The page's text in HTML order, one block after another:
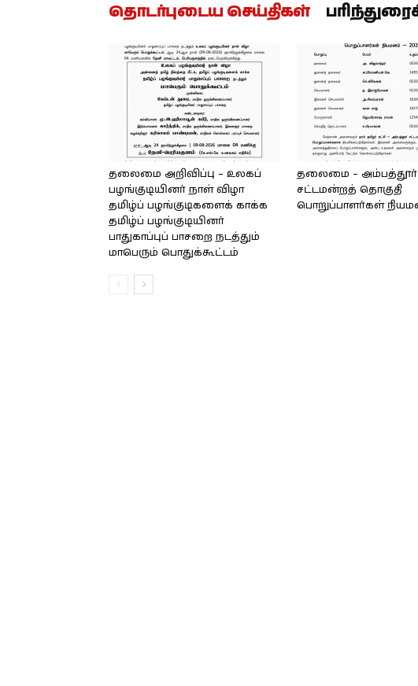
தொடர்புடைய செய்திகள்
தலைமை அறிவிப்பு – உலகப்
பழங்குடியினர் நாள் விழா
தமிழ்ப் பழங்குடிகளைக் காக்க
தமிழ்ப் பழங்குடியினர்
பாதுகாப்புப் பாசறை நடத்தும்
மாபெரும் பொதுக்கூட்டம்
தலைமை – அம்பத்தூர்
சட்டமன்றத் தொகுதி
பொறுப்பாளர்கள்